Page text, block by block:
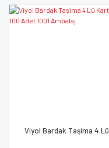
Viyol Bardak Taşima 4 Lü